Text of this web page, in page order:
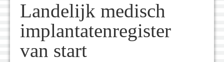
Landelijk medisch
implantatenregister
van start